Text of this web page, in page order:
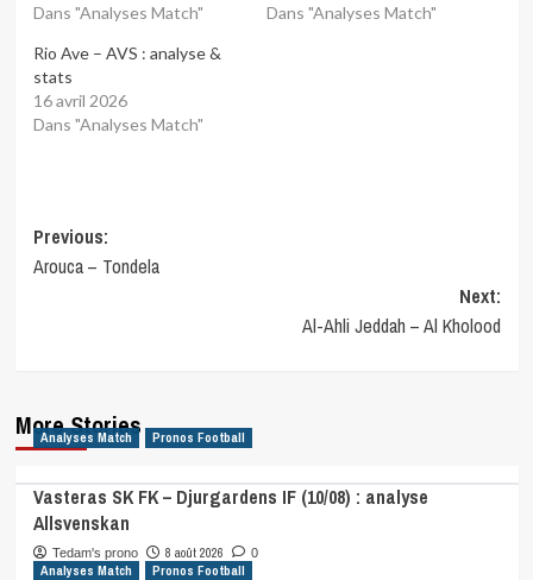
Dans "Analyses Match"
Dans "Analyses Match"
Rio Ave – AVS : analyse &
stats
16 avril 2026
Dans "Analyses Match"
Post
navigation
Previous:
Arouca – Tondela
Next:
Al-Ahli Jeddah – Al Kholood
More Stories
Analyses Match Pronos Football
Vasteras SK FK – Djurgardens IF (10/08) : analyse
Allsvenskan
Tedam's prono 8 août 2026 0
Analyses Match Pronos Football